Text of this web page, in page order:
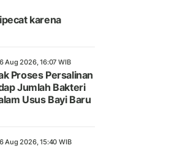
karena
Aug 2026, 16:07 WIB
Proses Persalinan
Jumlah Bakteri
Usus Bayi Baru
Aug 2026, 15:40 WIB